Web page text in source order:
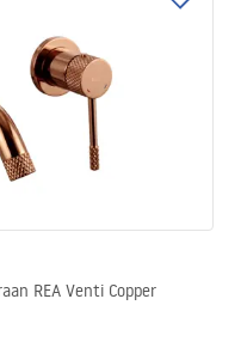
REA Venti Copper